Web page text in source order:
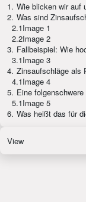
1. Wie blicken wir auf
2. Was sind
2.1Image 1
2.2Image 2
3. Fallbeispiel: Wie
3.1Image 3
4. Zinsaufschläge als
4.1Image 4
5. Eine
5.1Image 5
6. Was heißt das für
View